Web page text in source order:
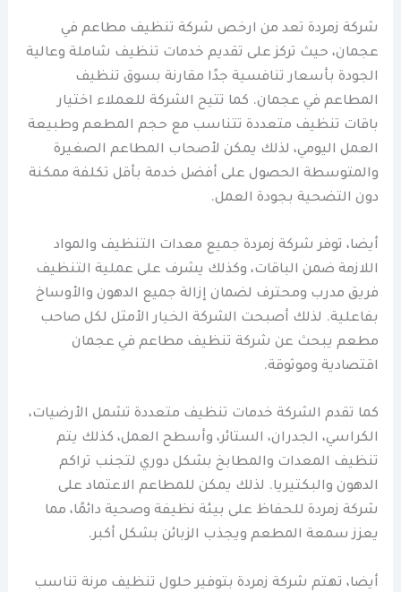
شركة زمردة تعد من ارخص شركة تنظيف مطاعم في
عجمان، حيث تركز على تقديم خدمات تنظيف شاملة وعالية
الجودة بأسعار تنافسية جدًا مقارنة بسوق تنظيف
المطاعم في عجمان. كما تتيح الشركة للعملاء اختيار
باقات تنظيف متعددة تتناسب مع حجم المطعم وطبيعة
العمل اليومي، لذلك يمكن لأصحاب المطاعم الصغيرة
والمتوسطة الحصول على أفضل خدمة بأقل تكلفة ممكنة
دون التضحية بجودة العمل.
أيضا، توفر شركة زمردة جميع معدات التنظيف والمواد
اللازمة ضمن الباقات، وكذلك يشرف على عملية التنظيف
فريق مدرب ومحترف لضمان إزالة جميع الدهون والأوساخ
بفاعلية. لذلك أصبحت الشركة الخيار الأمثل لكل صاحب
مطعم يبحث عن شركة تنظيف مطاعم في عجمان
اقتصادية وموثوقة.
كما تقدم الشركة خدمات تنظيف متعددة تشمل الأرضيات،
الكراسي، الجدران، الستائر، وأسطح العمل، كذلك يتم
تنظيف المعدات والمطابخ بشكل دوري لتجنب تراكم
الدهون والبكتيريا. لذلك يمكن للمطاعم الاعتماد على
شركة زمردة للحفاظ على بيئة نظيفة وصحية دائمًا، مما
يعزز سمعة المطعم ويجذب الزبائن بشكل أكبر.
أيضا، تهتم شركة زمردة بتوفير حلول تنظيف مرنة تناسب